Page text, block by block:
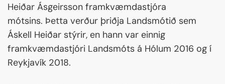
Heiðar Ásgeirsson framkvæmdastjóra
mótsins. Þetta verður þriðja Landsmótið sem
Áskell Heiðar stýrir, en hann var einnig
framkvæmdastjóri Landsmóts á Hólum 2016 og í
Reykjavík 2018.